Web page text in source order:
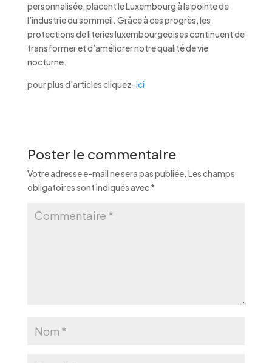
personnalisée, placent le Luxembourg à la pointe de
l’industrie du sommeil. Grâce à ces progrès, les
protections de literies luxembourgeoises continuent de
transformer et d’améliorer notre qualité de vie
nocturne.
pour plus d’articles cliquez-ici
Poster le commentaire
Votre adresse e-mail ne sera pas publiée. Les champs
obligatoires sont indiqués avec*